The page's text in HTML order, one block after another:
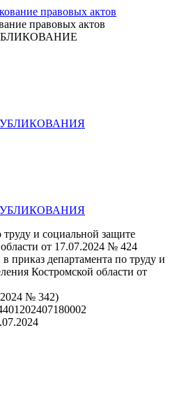
правовых актов
и социальной защите
от 17.07.2024 № 424
приказ департамента по труду и
Костромской области от
№ 342)